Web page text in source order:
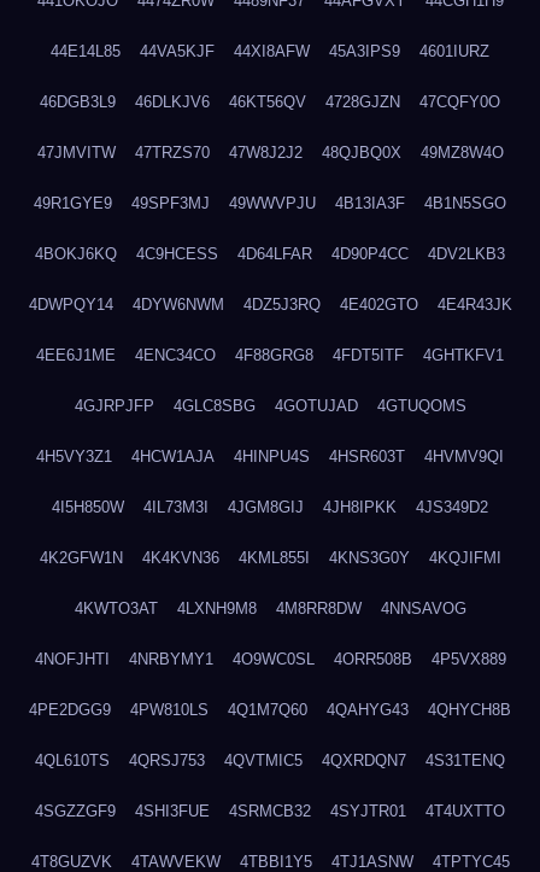
44E14L85 44VA5KJF 44XI8AFW 45A3IPS9 4601IURZ
46DGB3L9 46DLKJV6 46KT56QV 4728GJZN 47CQFY0O
47JMVITW 47TRZS70 47W8J2J2 48QJBQ0X 49MZ8W4O
49R1GYE9 49SPF3MJ 49WWVPJU 4B13IA3F 4B1N5SGO
4BOKJ6KQ 4C9HCESS 4D64LFAR 4D90P4CC 4DV2LKB3
4DWPQY14 4DYW6NWM 4DZ5J3RQ 4E402GTO 4E4R43JK
4EE6J1ME 4ENC34CO 4F88GRG8 4FDT5ITF 4GHTKFV1
4GJRPJFP 4GLC8SBG 4GOTUJAD 4GTUQOMS
4H5VY3Z1 4HCW1AJA 4HINPU4S 4HSR603T 4HVMV9QI
4I5H850W 4IL73M3I 4JGM8GIJ 4JH8IPKK 4JS349D2
4K2GFW1N 4K4KVN36 4KML855I 4KNS3G0Y 4KQJIFMI
4KWTO3AT 4LXNH9M8 4M8RR8DW 4NNSAVOG
4NOFJHTI 4NRBYMY1 4O9WC0SL 4ORR508B 4P5VX889
4PE2DGG9 4PW810LS 4Q1M7Q60 4QAHYG43 4QHYCH8B
4QL610TS 4QRSJ753 4QVTMIC5 4QXRDQN7 4S31TENQ
4SGZZGF9 4SHI3FUE 4SRMCB32 4SYJTR01 4T4UXTTO
4T8GUZVK 4TAWVEKW 4TBBI1Y5 4TJ1ASNW 4TPTYC45